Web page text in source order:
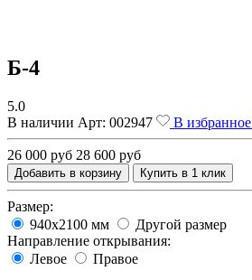
Б-4
5.0
В наличии Арт: 002947 В избранное
26 000 руб 28 600 руб
Добавить в корзину Купить в 1 клик
Размер:
940х2100 мм
Другой размер
Направление открывания:
Левое
Правое